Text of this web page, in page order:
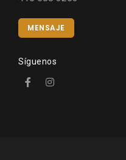
MENSAJE
Síguenos